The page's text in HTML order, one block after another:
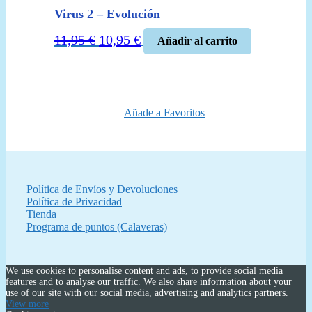
Virus 2 – Evolución
11,95€ El
10,95 €El
precio
Añadir al carrito
Añade a Favoritos
Política de Envíos y Devoluciones
Política de Privacidad
Tienda
Programa de puntos (Calaveras)
We use cookies to personalise content and ads, to provide social media
features and to analyse our traffic. We also share information about your
use of our site with our social media, advertising and analytics partners.
View more